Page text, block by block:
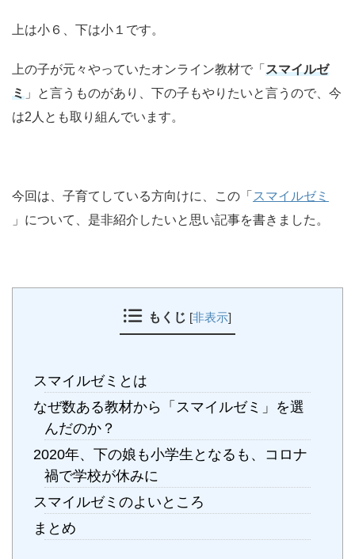
上は小６、下は小１です。
上の子が元々やっていたオンライン教材で「 スマイルゼ
ミ 」と言うものがあり、下の子もやりたいと言うので、今
は2人とも取り組んでいます。
今回は、子育てしている方向けに、この「 スマイルゼミ
」について、是非紹介したいと思い記事を書きました。
もくじ [非表示]
スマイルゼミとは
なぜ数ある教材から「スマイルゼミ」を選
んだのか？
2020年、下の娘も小学生となるも、コロナ
禍で学校が休みに
スマイルゼミのよいところ
まとめ